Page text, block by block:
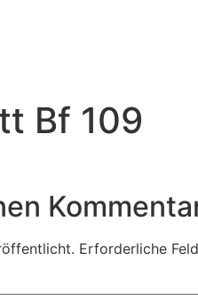
Bf 109
Erforderliche